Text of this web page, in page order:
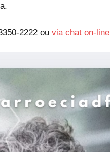
2222 ou via chat on-line